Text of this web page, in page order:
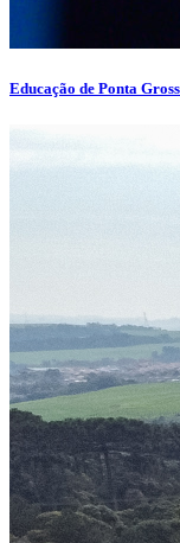
Educação de Ponta